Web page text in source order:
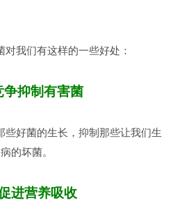
我们有这样的一些好处：
抑制有害菌
些好菌的生长，抑制那些让我们生
病的坏菌。
进营养吸收